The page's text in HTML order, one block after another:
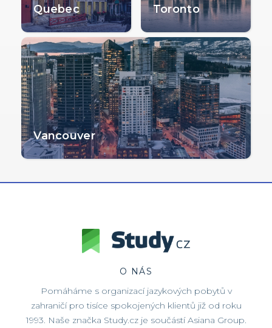
Quebec Toronto
Vancouver
O NÁS
Pomáháme s organizací jazykových pobytů v
zahraničí pro tisíce spokojených klientů již od roku
1993. Naše značka Study.cz je součástí Asiana Group.